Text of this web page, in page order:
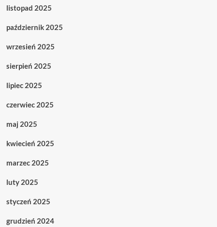
listopad 2025
październik 2025
wrzesień 2025
sierpień 2025
lipiec 2025
czerwiec 2025
maj 2025
kwiecień 2025
marzec 2025
luty 2025
styczeń 2025
grudzień 2024